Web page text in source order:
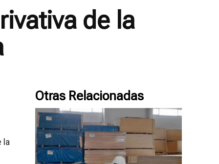
de la
la
Otras Relacionadas